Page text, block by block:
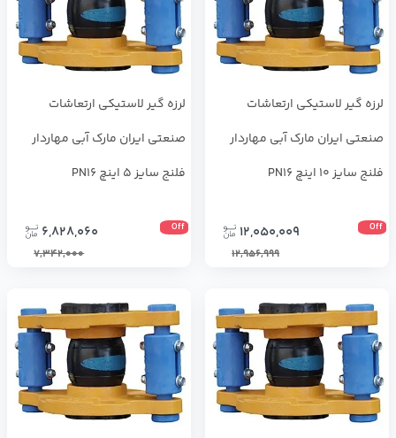
لرزه ‌گیر لاستیکی ارتعاشات
صنعتی ایران مارک آبی مهاردار
فلنج سایز 10 اینچ PN16
Off
12,050,009
12,956,999
لرزه ‌گیر لاستیکی ارتعاشات
صنعتی ایران مارک آبی مهاردار
فلنج سایز 5 اینچ PN16
Off
6,828,060
7,342,000